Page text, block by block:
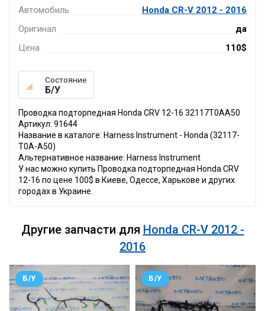
Автомобиль
Honda CR-V 2012 - 2016
Оригинал
да
Цена
110$
Состояние
Б/У
Проводка подторпедная Honda CRV 12-16 32117T0AA50
Артикул: 91644
Название в каталоге: Harness Instrument - Honda (32117-
T0A-A50)
Альтернативное название: Harness Instrument
У нас можно купить Проводка подторпедная Honda CRV
12-16 по цене 100$ в Киеве, Одессе, Харькове и других
городах в Украине.
Другие запчасти для Honda CR-V 2012 -
2016
Б/У Б/У